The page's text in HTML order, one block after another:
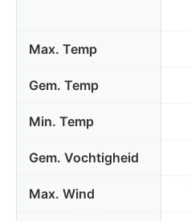
Max. Temp
Gem. Temp
Min. Temp
Gem. Vochtigheid
Max. Wind